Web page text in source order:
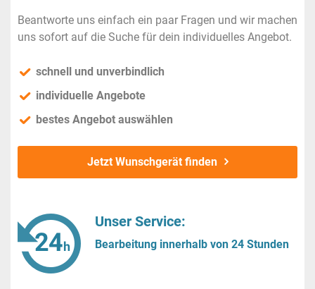
Beantworte uns einfach ein paar Fragen und wir machen
uns sofort auf die Suche für dein individuelles Angebot.
schnell und unverbindlich
individuelle Angebote
bestes Angebot auswählen
Jetzt Wunschgerät finden
Unser Service:
Bearbeitung innerhalb von 24 Stunden